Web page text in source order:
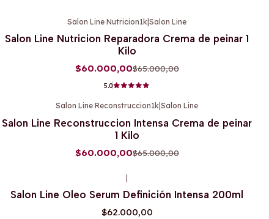
Salon Line Nutricion1k |Salon Line
Salon Line Nutricion Reparadora Crema de peinar 1
Kilo
$60.000,00$65.000,00
5.0
Salon Line Reconstruccion1k |Salon Line
Salon Line Reconstruccion Intensa Crema de peinar
1 Kilo
$60.000,00$65.000,00
Salon Line Oleo Serum Definición Intensa 200ml
$62.000,00